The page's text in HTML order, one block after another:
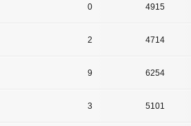
0 4915
2 4714
9 6254
3 5101